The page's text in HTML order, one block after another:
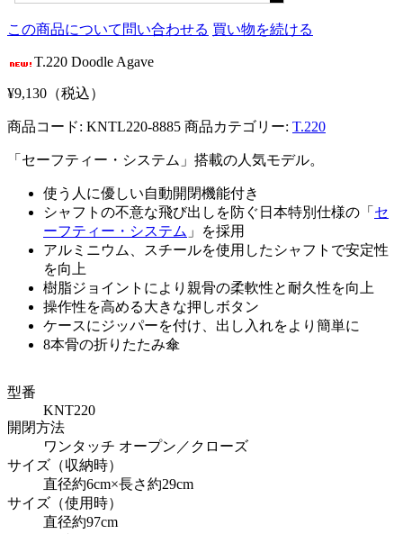
この商品について問い合わせる 買い物を続ける
T.220 Doodle Agave
¥9,130（税込）
商品コード: KNTL220-8885 商品カテゴリー: T.220
「セーフティー・システム」搭載の人気モデル。
使う人に優しい自動開閉機能付き
シャフトの不意な飛び出しを防ぐ日本特別仕様の「 セ
ーフティー・システム 」を採用
アルミニウム、スチールを使用したシャフトで安定性
を向上
樹脂ジョイントにより親骨の柔軟性と耐久性を向上
操作性を高める大きな押しボタン
ケースにジッパーを付け、出し入れをより簡単に
8本骨の折りたたみ傘
型番
KNT220
開閉方法
ワンタッチ オープン／クローズ
サイズ（収納時）
直径約6cm×長さ約29cm
サイズ（使用時）
直径約97cm